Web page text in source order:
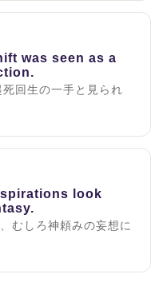
was seen as a
回生の一手と見られ
look
むしろ神頼みの妄想に